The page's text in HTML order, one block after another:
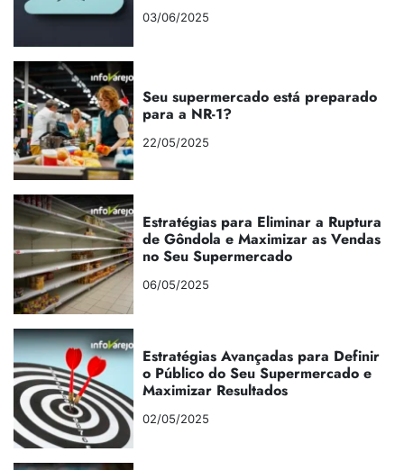
03/06/2025
Seu supermercado está preparado
para a NR-1?
22/05/2025
Estratégias para Eliminar a Ruptura
de Gôndola e Maximizar as Vendas
no Seu Supermercado
06/05/2025
Estratégias Avançadas para Definir
o Público do Seu Supermercado e
Maximizar Resultados
02/05/2025